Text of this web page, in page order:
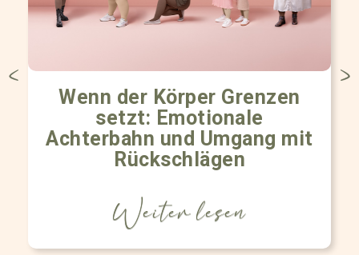
Wenn der Körper Grenzen
setzt: Emotionale
Achterbahn und Umgang mit
Rückschlägen
Weiter lesen